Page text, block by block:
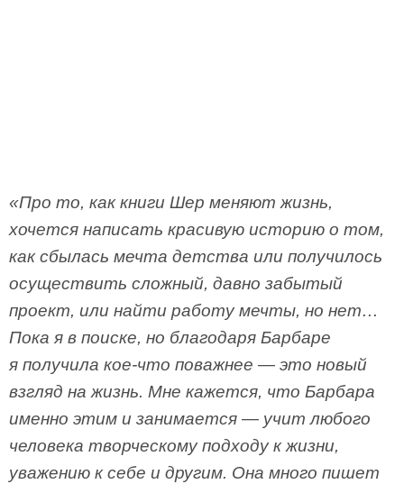
«Про то, как книги Шер меняют жизнь,
хочется написать красивую историю о том,
как сбылась мечта детства или получилось
осуществить сложный, давно забытый
проект, или найти работу мечты, но нет…
Пока я в поиске, но благодаря Барбаре
я получила кое-что поважнее — это новый
взгляд на жизнь. Мне кажется, что Барбара
именно этим и занимается — учит любого
человека творческому подходу к жизни,
уважению к себе и другим. Она много пишет